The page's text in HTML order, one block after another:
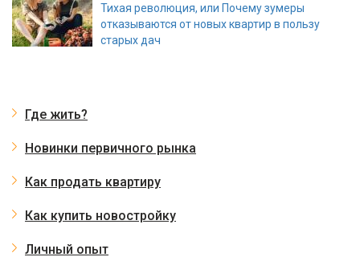
Тихая революция, или Почему зумеры
отказываются от новых квартир в пользу
старых дач
Где жить?
Новинки первичного рынка
Как продать квартиру
Как купить новостройку
Личный опыт